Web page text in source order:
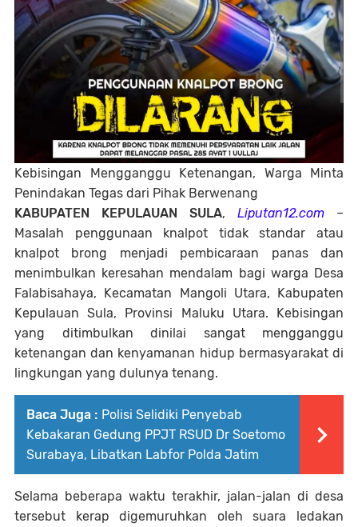
Kebisingan Mengganggu Ketenangan, Warga Minta
Penindakan Tegas dari Pihak Berwenang
KABUPATEN KEPULAUAN SULA, Liputan12.com –
Masalah penggunaan knalpot tidak standar atau
knalpot brong menjadi pembicaraan panas dan
menimbulkan keresahan mendalam bagi warga Desa
Falabisahaya, Kecamatan Mangoli Utara, Kabupaten
Kepulauan Sula, Provinsi Maluku Utara. Kebisingan
yang ditimbulkan dinilai sangat mengganggu
ketenangan dan kenyamanan hidup bermasyarakat di
lingkungan yang dulunya tenang.
Baca Juga : Polisi Selidiki Penyebab
Kebakaran Gedung PPJT RSUD Dr Soetomo
Surabaya, Libatkan Labfor Polda Jatim
Selama beberapa waktu terakhir, jalan-jalan di desa
tersebut kerap digemuruhkan oleh suara ledakan